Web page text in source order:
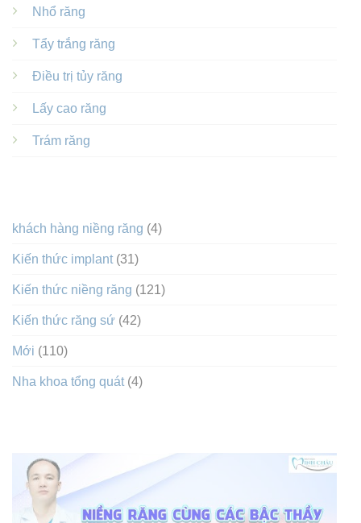
Nhổ răng
Tẩy trắng răng
Điều trị tủy răng
Lấy cao răng
Trám răng
khách hàng niềng răng (4)
Kiến thức implant (31)
Kiến thức niềng răng (121)
Kiến thức răng sứ (42)
Mới (110)
Nha khoa tổng quát (4)